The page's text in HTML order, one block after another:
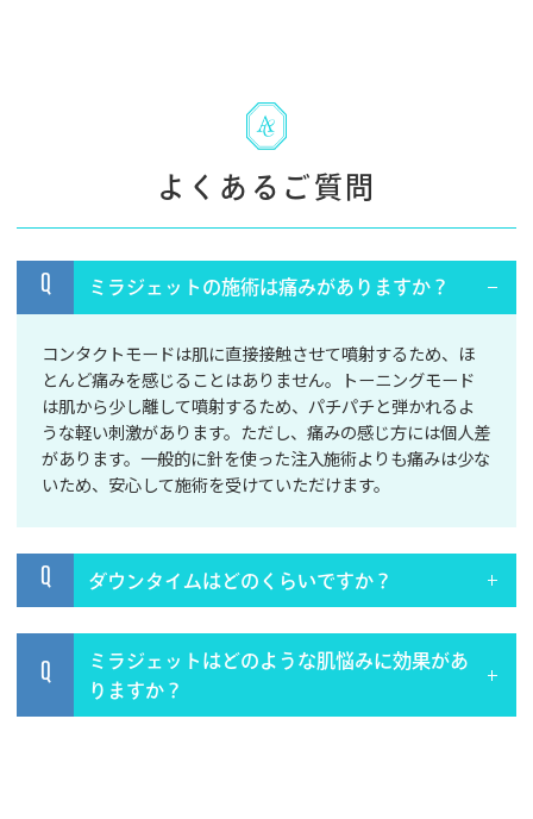
よくあるご質問
Q ミラジェットの施術は痛みがありますか？
コンタクトモードは肌に直接接触させて噴射するため、ほ
とんど痛みを感じることはありません。トーニングモード
は肌から少し離して噴射するため、パチパチと弾かれるよ
うな軽い刺激があります。ただし、痛みの感じ方には個人差
があります。一般的に針を使った注入施術よりも痛みは少な
いため、安心して施術を受けていただけます。
Q ダウンタイムはどのくらいですか？
Q
ミラジェットはどのような肌悩みに効果があ
りますか？